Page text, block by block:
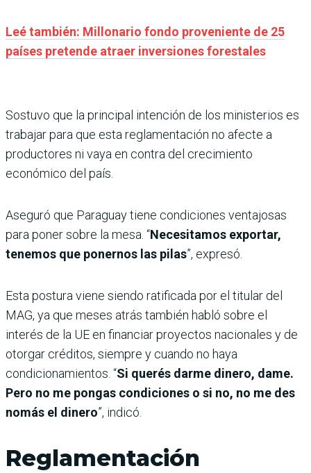
Leé también: Millonario fondo proveniente de 25
países pretende atraer inversiones forestales
Sostuvo que la principal intención de los ministerios es
trabajar para que esta reglamentación no afecte a
productores ni vaya en contra del crecimiento
económico del país.
Aseguró que Paraguay tiene condiciones ventajosas
para poner sobre la mesa. “Necesitamos exportar,
tenemos que ponernos las pilas”, expresó.
Esta postura viene siendo ratificada por el titular del
MAG, ya que meses atrás también habló sobre el
interés de la UE en financiar proyectos nacionales y de
otorgar créditos, siempre y cuando no haya
condicionamientos. “Si querés darme dinero, dame.
Pero no me pongas condiciones o si no, no me des
nomás el dinero”, indicó.
Reglamentación